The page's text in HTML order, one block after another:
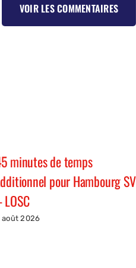
VOIR LES COMMENTAIRES
minutes de temps
pour Hambourg SV
août 2026